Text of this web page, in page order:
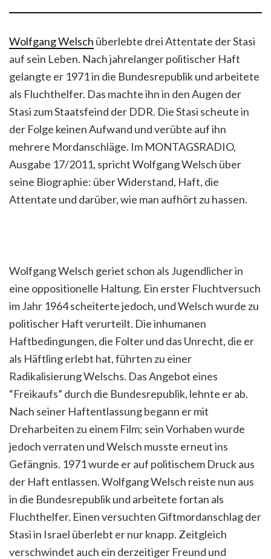
Wolfgang Welsch überlebte drei Attentate der Stasi
auf sein Leben. Nach jahrelanger politischer Haft
gelangte er 1971 in die Bundesrepublik und arbeitete
als Fluchthelfer. Das machte ihn in den Augen der
Stasi zum Staatsfeind der DDR. Die Stasi scheute in
der Folge keinen Aufwand und verübte auf ihn
mehrere Mordanschläge. Im MONTAGSRADIO,
Ausgabe 17/2011, spricht Wolfgang Welsch über
seine Biographie: über Widerstand, Haft, die
Attentate und darüber, wie man aufhört zu hassen.
Wolfgang Welsch geriet schon als Jugendlicher in
eine oppositionelle Haltung. Ein erster Fluchtversuch
im Jahr 1964 scheiterte jedoch, und Welsch wurde zu
politischer Haft verurteilt. Die inhumanen
Haftbedingungen, die Folter und das Unrecht, die er
als Häftling erlebt hat, führten zu einer
Radikalisierung Welschs. Das Angebot eines
“Freikaufs” durch die Bundesrepublik, lehnte er ab.
Nach seiner Haftentlassung begann er mit
Dreharbeiten zu einem Film; sein Vorhaben wurde
jedoch verraten und Welsch musste erneut ins
Gefängnis. 1971 wurde er auf politischem Druck aus
der Haft entlassen. Wolfgang Welsch reiste nun aus
in die Bundesrepublik und arbeitete fortan als
Fluchthelfer. Einen versuchten Giftmordanschlag der
Stasi in Israel überlebt er nur knapp. Zeitgleich
verschwindet auch ein derzeitiger Freund und